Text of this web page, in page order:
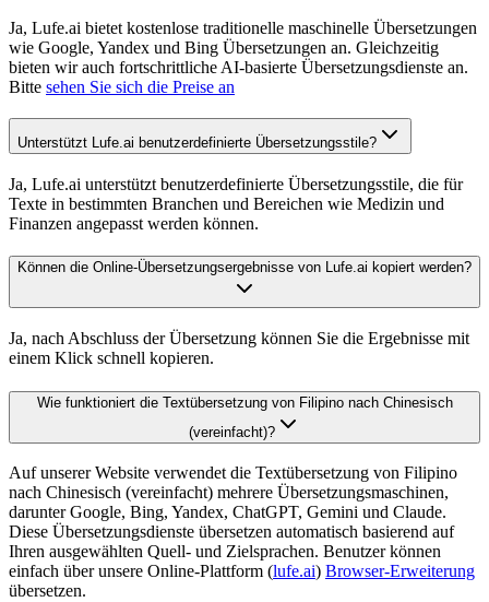
Ja, Lufe.ai bietet kostenlose traditionelle maschinelle Übersetzungen
wie Google, Yandex und Bing Übersetzungen an. Gleichzeitig
bieten wir auch fortschrittliche AI-basierte Übersetzungsdienste an.
Bitte sehen Sie sich die Preise an
Unterstützt Lufe.ai benutzerdefinierte Übersetzungsstile?
Ja, Lufe.ai unterstützt benutzerdefinierte Übersetzungsstile, die für
Texte in bestimmten Branchen und Bereichen wie Medizin und
Finanzen angepasst werden können.
Können die Online-Übersetzungsergebnisse von Lufe.ai kopiert werden?
Ja, nach Abschluss der Übersetzung können Sie die Ergebnisse mit
einem Klick schnell kopieren.
Wie funktioniert die Textübersetzung von Filipino nach Chinesisch
(vereinfacht)?
Auf unserer Website verwendet die Textübersetzung von Filipino
nach Chinesisch (vereinfacht) mehrere Übersetzungsmaschinen,
darunter Google, Bing, Yandex, ChatGPT, Gemini und Claude.
Diese Übersetzungsdienste übersetzen automatisch basierend auf
Ihren ausgewählten Quell- und Zielsprachen. Benutzer können
einfach über unsere Online-Plattform (lufe.ai) Browser-Erweiterung
übersetzen.